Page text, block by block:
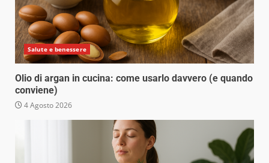
Salute e benessere
Olio di argan in cucina: come usarlo davvero (e quando
conviene)
4 Agosto 2026